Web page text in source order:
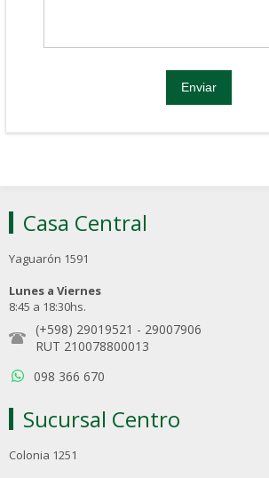
Casa Central
Yaguarón 1591
Lunes a Viernes
8:45 a 18:30hs.
(+598) 29019521 - 29007906
RUT 210078800013
098 366 670
Sucursal Centro
Colonia 1251